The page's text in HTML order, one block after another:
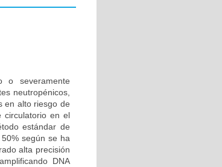
o severamente
neutropénicos,
en alto riesgo de
circulatorio en el
estándar de
según se ha
alta precisión
DNA